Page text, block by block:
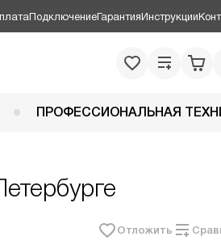
ПодключениеГарантияИнструкции
ПРОФЕССИОНАЛЬНАЯ
Отложить